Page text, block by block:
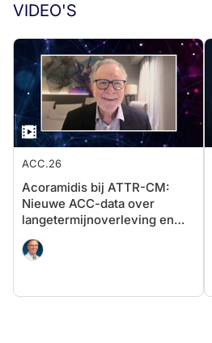
VIDEO'S
ACC.26
Acoramidis bij ATTR-CM:
Nieuwe ACC-data over
langetermijnoverleving en
ziektestabilisatie